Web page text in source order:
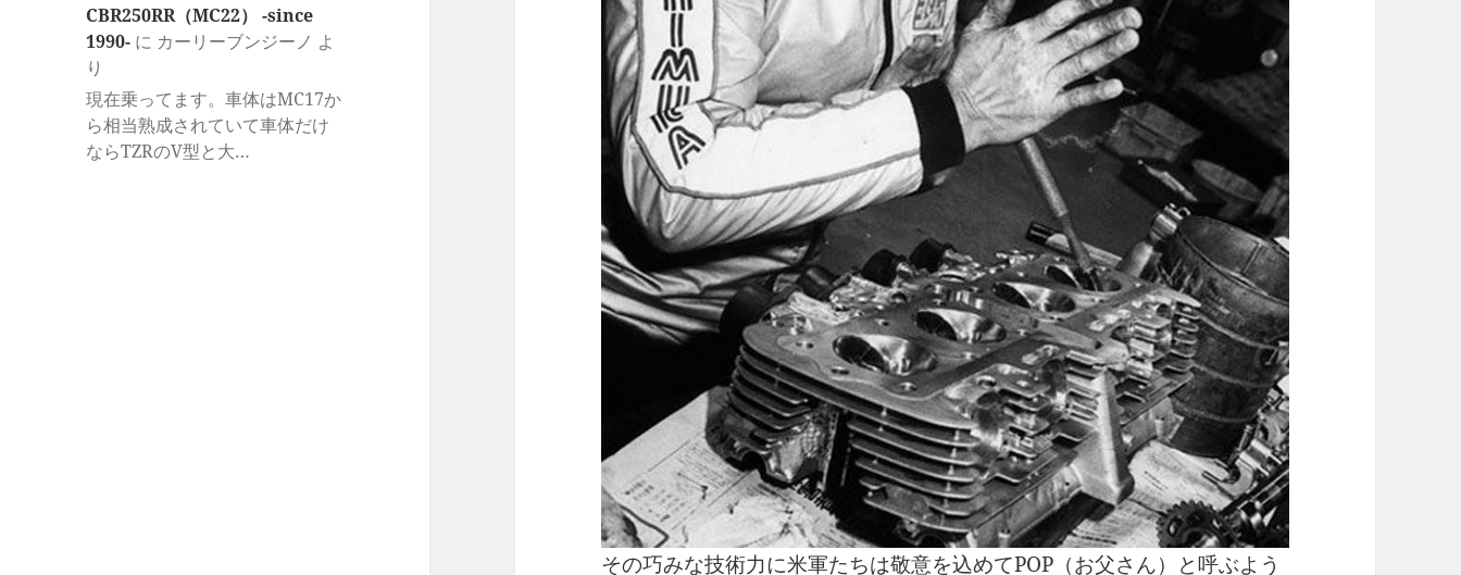
CBR250RR（MC22） -since
1990- に カーリーブンジーノ よ
り
現在乗ってます。車体はMC17か
ら相当熟成されていて車体だけ
ならTZRのV型と大…
その巧みな技術力に米軍たちは敬意を込めてPOP（お父さん）と呼ぶよう